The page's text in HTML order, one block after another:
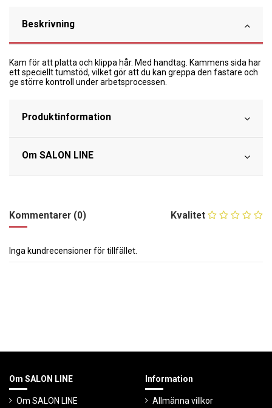
Beskrivning
Kam för att platta och klippa hår. Med handtag. Kammens sida har
ett speciellt tumstöd, vilket gör att du kan greppa den fastare och
ge större kontroll under arbetsprocessen.
Produktinformation
Om SALON LINE
Kvalitet
Kommentarer (0)
Inga kundrecensioner för tillfället.
Om SALON LINE
Om SALON LINE
Information
Allmänna villkor